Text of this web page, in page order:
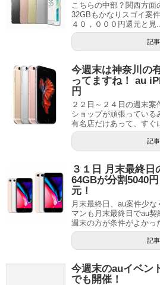
こちらの中部？関西方面
32GBもかなりスゴイ案
４０，０００円還元と見
記
今週末は神奈川の
ってますね！ au
円
２２日～２４日の週末
ショップが頑張っている
有名店だけあって、すぐ
記
３１日 月末最終
64GBが分割5040
元！
月末最終日、au案件少
マンも月末最終日でau
週末の方が条件がよかっ
記
今週末のauイベン
でも開催！